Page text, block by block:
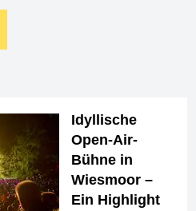
Idyllische
Open-Air-
Bühne in
Wiesmoor –
Ein Highlight